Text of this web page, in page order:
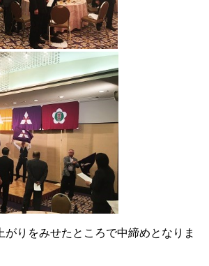
がりをみせたところで中締めとなりま